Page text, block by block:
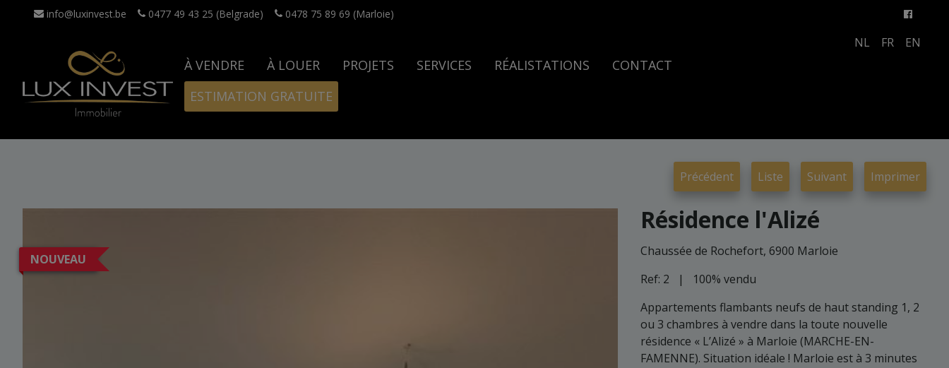
info@luxinvest.be 0477 49 43 25 (Belgrade) 0478 75 89 69 (Marloie)
À VENDRE À LOUER PROJETS SERVICES RÉALISTATIONS
CONTACT
ESTIMATION GRATUITE
NL FR EN
Précédent Liste Suivant Imprimer
NOUVEAU
Résidence l'Alizé
Chaussée de Rochefort, 6900 Marloie
Ref: 2 |
100% vendu
Appartements flambants neufs de haut standing 1, 2
ou 3 chambres à vendre dans la toute nouvelle
résidence « L’Alizé » à Marloie (MARCHE-EN-
FAMENNE). Situation idéale ! Marloie est à 3 minutes